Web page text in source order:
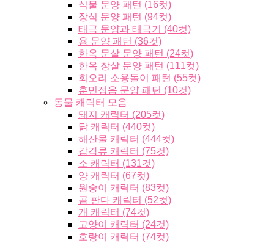
식물 문양 패턴 (16컷)
장식 문양 패턴 (94컷)
태극 문양과 태극기 (40컷)
용 문양 패턴 (36컷)
한옥 문살 문양 패턴 (24컷)
한옥 창살 문양 패턴 (111컷)
회오리 소용돌이 패턴 (55컷)
훈민정음 문양 패턴 (10컷)
동물 캐릭터 모음
돼지 캐릭터 (205컷)
닭 캐릭터 (440컷)
해산물 캐릭터 (444컷)
갑각류 캐릭터 (75컷)
소 캐릭터 (131컷)
양 캐릭터 (67컷)
원숭이 캐릭터 (83컷)
곰 판다 캐릭터 (52컷)
개 캐릭터 (74컷)
고양이 캐릭터 (24컷)
호랑이 캐릭터 (74컷)